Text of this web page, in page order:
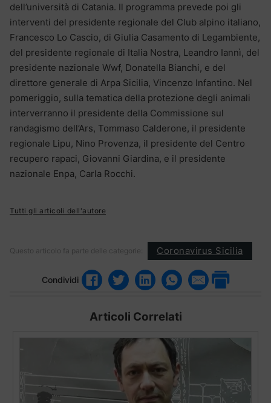
dell’università di Catania. Il programma prevede poi gli
interventi del presidente regionale del Club alpino italiano,
Francesco Lo Cascio, di Giulia Casamento di Legambiente,
del presidente regionale di Italia Nostra, Leandro Iannì, del
presidente nazionale Wwf, Donatella Bianchi, e del
direttore generale di Arpa Sicilia, Vincenzo Infantino. Nel
pomeriggio, sulla tematica della protezione degli animali
interverranno il presidente della Commissione sul
randagismo dell’Ars, Tommaso Calderone, il presidente
regionale Lipu, Nino Provenza, il presidente del Centro
recupero rapaci, Giovanni Giardina, e il presidente
nazionale Enpa, Carla Rocchi.
Tutti gli articoli dell'autore
Questo articolo fa parte delle categorie: Coronavirus Sicilia
Condividi
Articoli Correlati